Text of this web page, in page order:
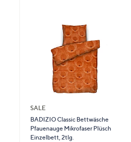
SALE
BADIZIO Classic Bettwäsche
Pfauenauge Mikrofaser Plüsch
Einzelbett, 2tlg.